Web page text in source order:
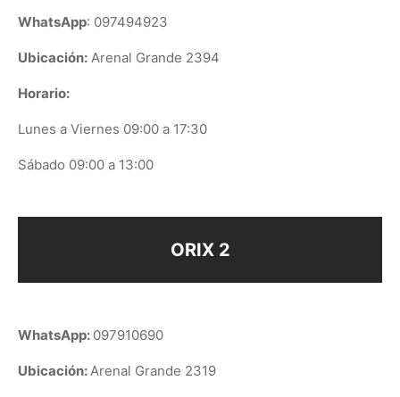
WhatsApp: 097494923
Ubicación: Arenal Grande 2394
Horario:
Lunes a Viernes 09:00 a 17:30
Sábado 09:00 a 13:00
ORIX 2
WhatsApp: 097910690
Ubicación:Arenal Grande 2319